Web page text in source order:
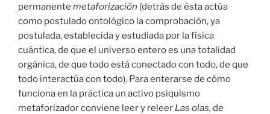
permanente metaforización (detrás de ésta actúa
como postulado ontológico la comprobación, ya
postulada, establecida y estudiada por la física
cuántica, de que el universo entero es una totalidad
orgánica, de que todo está conectado con todo, de que
todo interactúa con todo). Para enterarse de cómo
funciona en la práctica un activo psiquismo
metaforizador conviene leer y releer Las olas, de